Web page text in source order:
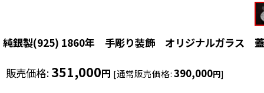
純銀製(925) 1860年 手彫り装飾 オリジナルガラス
販売価格:351,000円 [通常販売価格:390,000円]